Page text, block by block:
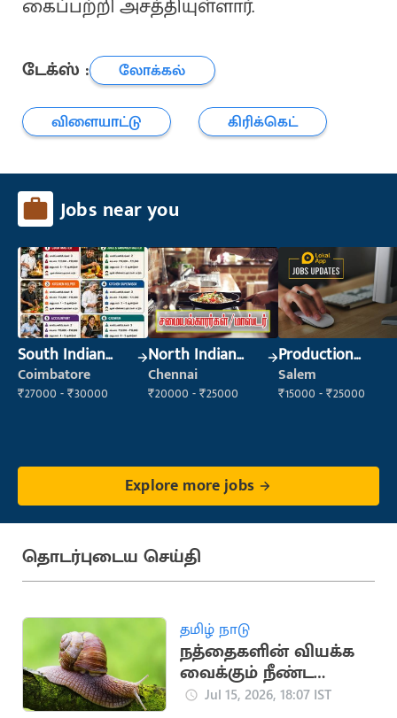
கைப்பற்றி அசத்தியுள்ளார்.
டேக்ஸ் :
லோக்கல்
விளையாட்டு
கிரிக்கெட்
Jobs near you
South Indian
Cook
Coimbatore
₹27000 - ₹30000
North Indian
Cook
Chennai
₹20000 - ₹25000
Production
Supervisor
Salem
₹15000 - ₹25000
Explore more jobs
தொடர்புடைய செய்தி
தமிழ் நாடு
நத்தைகளின் வியக்க
வைக்கும் நீண்ட
ஆயுள் கால
Jul 15, 2026, 18:07 IST